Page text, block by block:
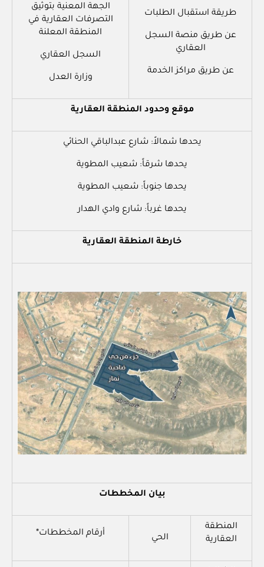
طريقة استقبال الطلبات
عن طريق منصة السجل
العقاري
عن طريق مراكز الخدمة
الجهة المعنية بتوثيق
التصرفات العقارية في
المنطقة المعلنة
السجل العقاري
وزارة العدل
‌موقع وحدود المنطقة العقارية
يحدها شمالاً: شارع عبدالباقي الحنائي
يحدها شرقاً: شعيب المطوية
يحدها جنوباً: شعيب المطوية
يحدها غرباً: شارع وادي الهدار
خارطة المنطقة العقارية
بيان المخططات
المنطقة
العقارية
الحي أرقام المخططات*